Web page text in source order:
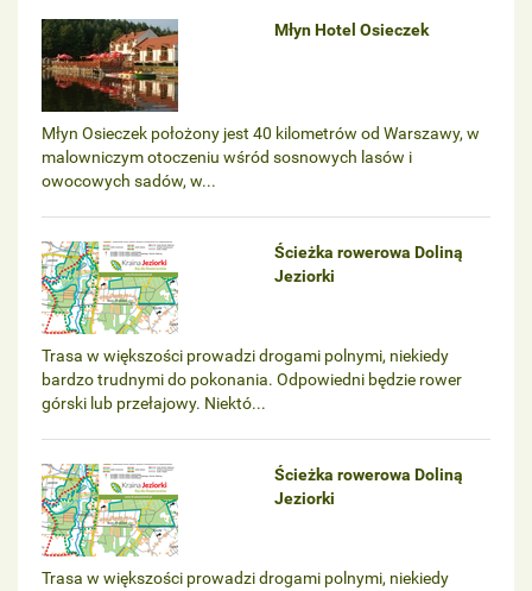
Młyn Hotel Osieczek
Młyn Osieczek położony jest 40 kilometrów od Warszawy, w
malowniczym otoczeniu wśród sosnowych lasów i
owocowych sadów, w...
Ścieżka rowerowa Doliną
Jeziorki
Trasa w większości prowadzi drogami polnymi, niekiedy
bardzo trudnymi do pokonania. Odpowiedni będzie rower
górski lub przełajowy. Niektó...
Ścieżka rowerowa Doliną
Jeziorki
Trasa w większości prowadzi drogami polnymi, niekiedy